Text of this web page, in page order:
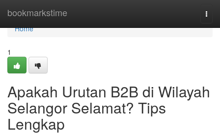
bookmarkstime
Home
Home
1
Apakah Urutan B2B di Wilayah
Selangor Selamat? Tips
Lengkap